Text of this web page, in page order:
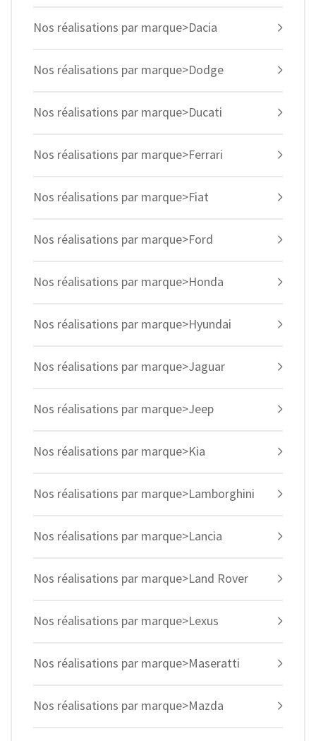
Nos réalisations par marque>Dacia
Nos réalisations par marque>Dodge
Nos réalisations par marque>Ducati
Nos réalisations par marque>Ferrari
Nos réalisations par marque>Fiat
Nos réalisations par marque>Ford
Nos réalisations par marque>Honda
Nos réalisations par marque>Hyundai
Nos réalisations par marque>Jaguar
Nos réalisations par marque>Jeep
Nos réalisations par marque>Kia
Nos réalisations par marque>Lamborghini
Nos réalisations par marque>Lancia
Nos réalisations par marque>Land Rover
Nos réalisations par marque>Lexus
Nos réalisations par marque>Maseratti
Nos réalisations par marque>Mazda